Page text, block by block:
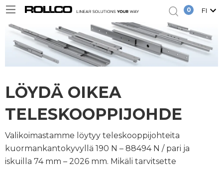
0 FI
LÖYDÄ OIKEA
TELESKOOPPIJOHDE
Valikoimastamme löytyy teleskooppijohteita
kuormankantokyvyllä 190 N – 88494 N / pari ja
iskuilla 74 mm – 2026 mm. Mikäli tarvitsette